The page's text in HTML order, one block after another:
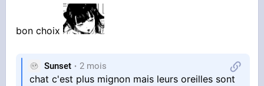
bon choix
Sunset 2 mois
chat c'est plus mignon mais leurs oreilles sont